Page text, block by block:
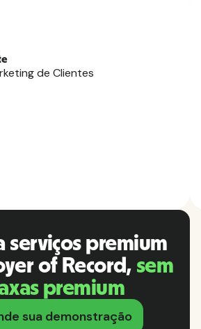
de Clientes
serviços premium
of Record, sem
premium
sua demonstração